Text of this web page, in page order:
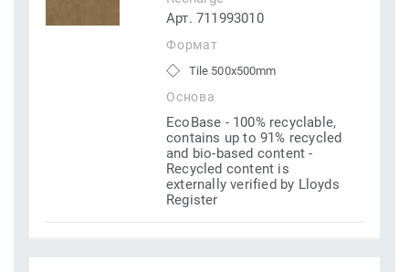
Арт. 711993010
Формат
Tile 500x500mm
Основа
EcoBase - 100% recyclable,
contains up to 91% recycled
and bio-based content -
Recycled content is
externally verified by Lloyds
Register